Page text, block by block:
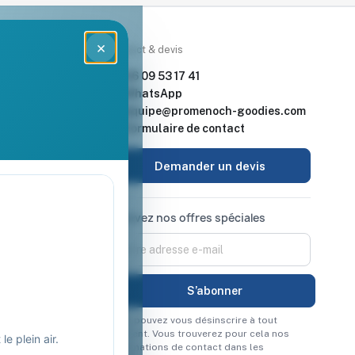
×
plein air.
Contact & devis
06 09 53 17 41
WhatsApp
equipe@promenoch-goodies.com
Formulaire de contact
Demander un devis
Recevez nos offres spéciales
Vous pouvez vous désinscrire à tout
moment. Vous trouverez pour cela nos
informations de contact dans les